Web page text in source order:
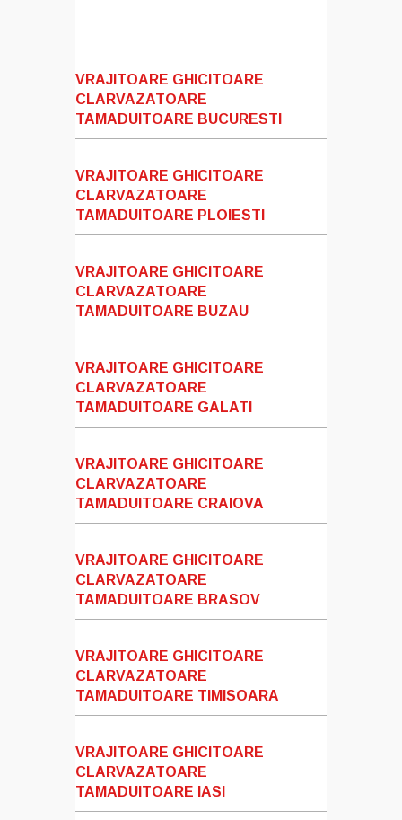
VRAJITOARE GHICITOARE
CLARVAZATOARE
TAMADUITOARE BUCURESTI
VRAJITOARE GHICITOARE
CLARVAZATOARE
TAMADUITOARE PLOIESTI
VRAJITOARE GHICITOARE
CLARVAZATOARE
TAMADUITOARE BUZAU
VRAJITOARE GHICITOARE
CLARVAZATOARE
TAMADUITOARE GALATI
VRAJITOARE GHICITOARE
CLARVAZATOARE
TAMADUITOARE CRAIOVA
VRAJITOARE GHICITOARE
CLARVAZATOARE
TAMADUITOARE BRASOV
VRAJITOARE GHICITOARE
CLARVAZATOARE
TAMADUITOARE TIMISOARA
VRAJITOARE GHICITOARE
CLARVAZATOARE
TAMADUITOARE IASI